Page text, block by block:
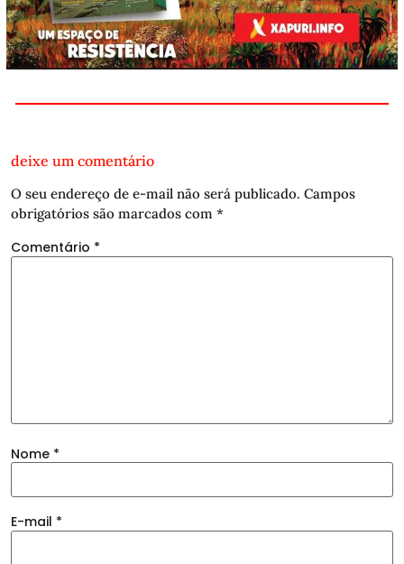
deixe um comentário
O seu endereço de e-mail não será publicado. Campos
obrigatórios são marcados com *
Comentário *
Nome *
E-mail *